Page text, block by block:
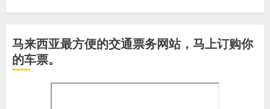
马来西亚最方便的交通票务网站，马上订购你
的车票。